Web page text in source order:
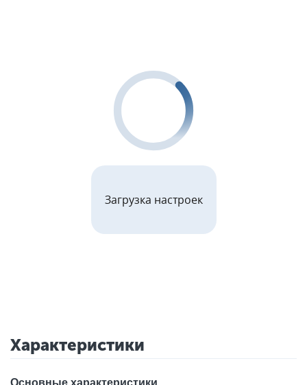
Загрузка настроек
Характеристики
Основные характеристики